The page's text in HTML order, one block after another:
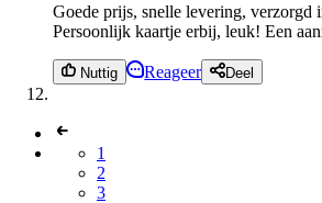
Goede prijs, snelle levering, verzorgd
Persoonlijk kaartje erbij, leuk! Een
Nuttig Reageer Deel
1
2
3